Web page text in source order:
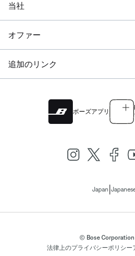
当社
オファー
追加のリンク
ボーズアプリ
Japan
© Bose Corporation
法律上のプライバシーポリシー